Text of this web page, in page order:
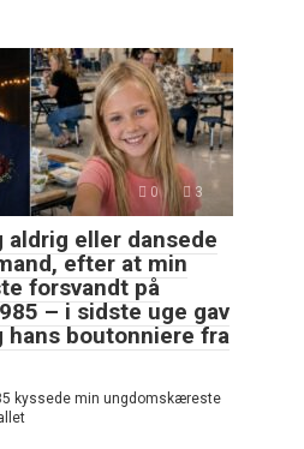
0 3
eller dansede
efter at min
forsvandt på
– i sidste uge gav
hans boutonniere fra
kyssede min ungdomskæreste